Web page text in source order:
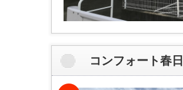
コンフォート春日